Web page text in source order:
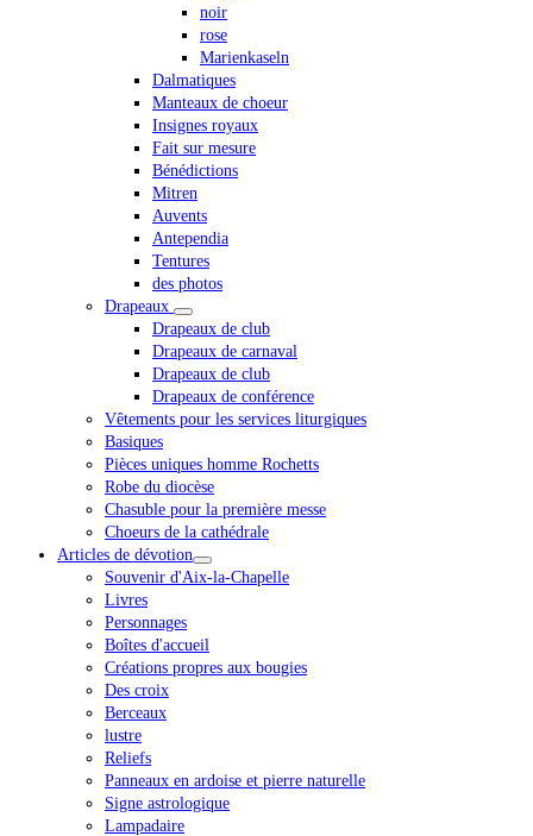
noir
rose
Marienkaseln
Dalmatiques
Manteaux de choeur
Insignes royaux
Fait sur mesure
Bénédictions
Mitren
Auvents
Antependia
Tentures
des photos
Drapeaux
Drapeaux de club
Drapeaux de carnaval
Drapeaux de club
Drapeaux de conférence
Vêtements pour les services liturgiques
Basiques
Pièces uniques homme Rochetts
Robe du diocèse
Chasuble pour la première messe
Choeurs de la cathédrale
Articles de dévotion
Souvenir d'Aix-la-Chapelle
Livres
Personnages
Boîtes d'accueil
Créations propres aux bougies
Des croix
Berceaux
lustre
Reliefs
Panneaux en ardoise et pierre naturelle
Signe astrologique
Lampadaire